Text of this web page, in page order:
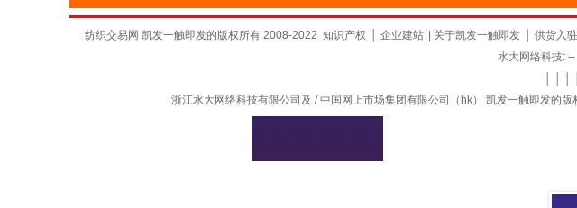
纺织交易网 凯发一触即发的版权所有 2008-2022 知识产权 企业建站 关于凯发一触即发 供货入驻
水大网络科技:
浙江水大网络科技有限公司及 / 中国网上市场集团有限公司（hk） 凯发一触即发的